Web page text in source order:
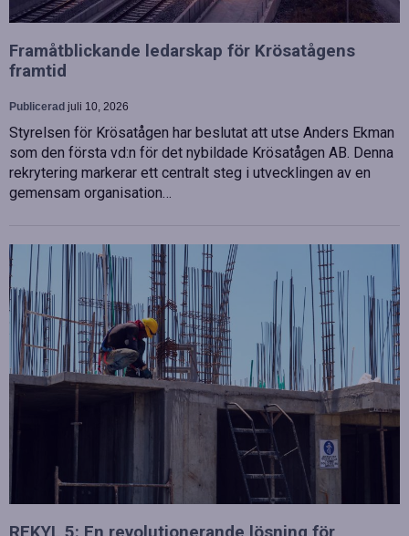
Framåtblickande ledarskap för Krösatågens
framtid
Publicerad juli 10, 2026
Styrelsen för Krösatågen har beslutat att utse Anders Ekman
som den första vd:n för det nybildade Krösatågen AB. Denna
rekrytering markerar ett centralt steg i utvecklingen av en
gemensam organisation…